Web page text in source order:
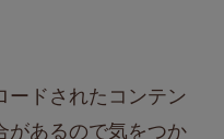
ードされたコンテン
があるので気をつか